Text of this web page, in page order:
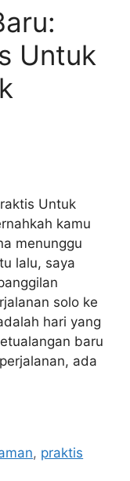
Untuk
Untuk
kamu
menunggu
lalu, saya
solo ke
hari yang
baru
ada
, praktis